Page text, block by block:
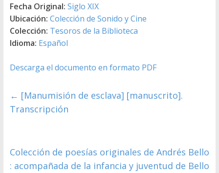
Fecha Original: Siglo XIX
Ubicación: Colección de Sonido y Cine
Colección: Tesoros de la Biblioteca
Idioma: Español
Descarga el documento en formato PDF
← [Manumisión de esclava] [manuscrito].
Transcripción
Colección de poesías originales de Andrés Bello
: acompañada de la infancia y juventud de Bello